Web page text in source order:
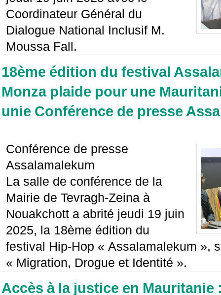
Coordinateur Général du
Dialogue National Inclusif M.
Moussa Fall.
18ème édition du festival
Monza plaide pour une
unie Conférence de presse
Conférence de presse
Assalamalekum
La salle de conférence de la
Mairie de Tevragh-Zeina à
Nouakchott a abrité jeudi 19 juin
2025, la 18ème édition du
festival Hip-Hop « Assalamalekum »,
« Migration, Drogue et Identité ».
Accès à la justice en Mauritanie